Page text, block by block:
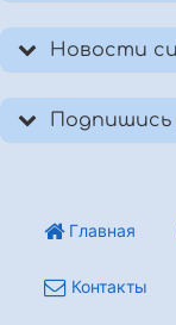
Новости
Подпишись
Главная
Контакты